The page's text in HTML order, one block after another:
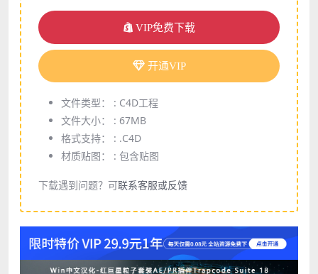
VIP免费下载
开通VIP
文件类型： : C4D工程
文件大小： : 67MB
格式支持： : .C4D
材质贴图： : 包含贴图
下载遇到问题？可联系客服或反馈